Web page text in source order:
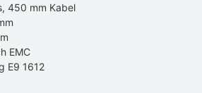
450 mm Kabel
EMC
E9 1612